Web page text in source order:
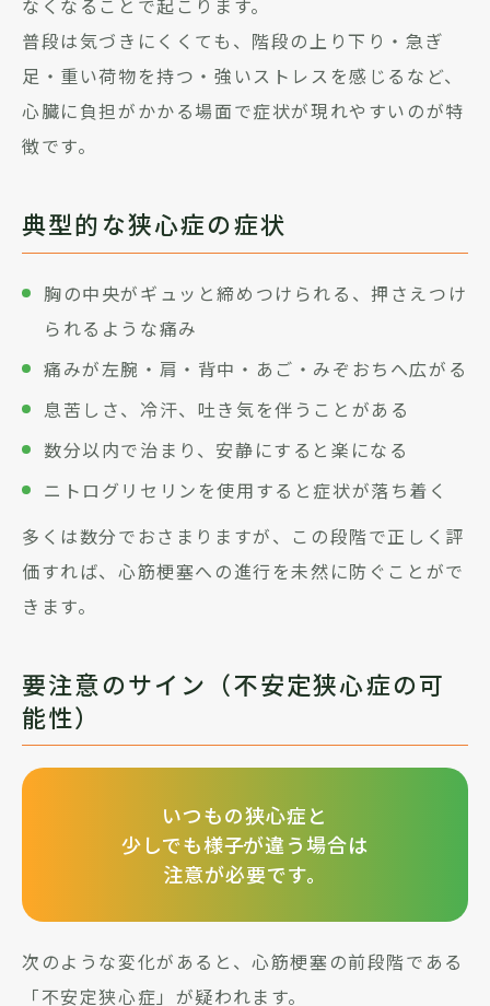
普段は気づきにくくても、階段の上り下り・急ぎ
足・重い荷物を持つ・強いストレスを感じるなど、
心臓に負担がかかる場面で症状が現れやすいのが特
徴です。
典型的な狭心症の症状
胸の中央がギュッと締めつけられる、押さえつけ
られるような痛み
痛みが左腕・肩・背中・あご・みぞおちへ広がる
息苦しさ、冷汗、吐き気を伴うことがある
数分以内で治まり、安静にすると楽になる
ニトログリセリンを使用すると症状が落ち着く
多くは数分でおさまりますが、この段階で正しく評
価すれば、心筋梗塞への進行を未然に防ぐことがで
きます。
要注意のサイン（不安定狭心症の可
能性）
いつもの狭心症と
少しでも様子が違う場合は
注意が必要です。
次のような変化があると、心筋梗塞の前段階である
「不安定狭心症」が疑われます。